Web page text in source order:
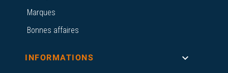
Marques
Bonnes affaires
INFORMATIONS 